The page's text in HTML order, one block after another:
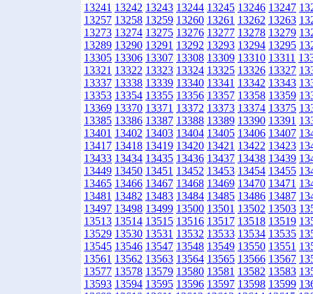
13241 13242 13243 13244 13245 13246 13247
13257 13258 13259 13260 13261 13262 13263
13273 13274 13275 13276 13277 13278 13279
13289 13290 13291 13292 13293 13294 13295
13305 13306 13307 13308 13309 13310 13311
13321 13322 13323 13324 13325 13326 13327
13337 13338 13339 13340 13341 13342 13343
13353 13354 13355 13356 13357 13358 13359
13369 13370 13371 13372 13373 13374 13375
13385 13386 13387 13388 13389 13390 13391
13401 13402 13403 13404 13405 13406 13407
13417 13418 13419 13420 13421 13422 13423
13433 13434 13435 13436 13437 13438 13439
13449 13450 13451 13452 13453 13454 13455
13465 13466 13467 13468 13469 13470 13471
13481 13482 13483 13484 13485 13486 13487
13497 13498 13499 13500 13501 13502 13503
13513 13514 13515 13516 13517 13518 13519
13529 13530 13531 13532 13533 13534 13535
13545 13546 13547 13548 13549 13550 13551
13561 13562 13563 13564 13565 13566 13567
13577 13578 13579 13580 13581 13582 13583
13593 13594 13595 13596 13597 13598 13599